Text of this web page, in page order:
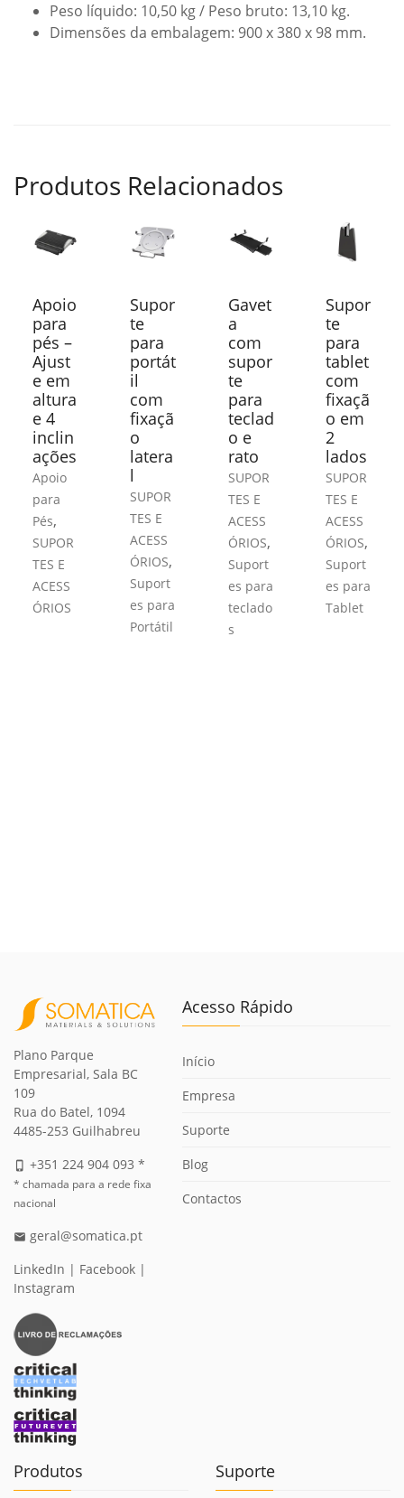
Peso líquido: 10,50 kg / Peso bruto: 13,10 kg.
Dimensões da embalagem: 900 x 380 x 98 mm.
Produtos Relacionados
Apoio
para
pés –
Ajust
e em
altura
e 4
inclin
ações
Apoio
para
Pés,
SUPOR
TES E
ACESS
ÓRIOS
Supor
te
para
portát
il
com
fixaçã
o
latera
l
SUPOR
TES E
ACESS
ÓRIOS,
Suport
es para
Portátil
Gavet
a
com
supor
te
para
teclad
o e
rato
SUPOR
TES E
ACESS
ÓRIOS,
Suport
es para
teclado
s
Supor
te
para
tablet
com
fixaçã
o em
2
lados
SUPOR
TES E
ACESS
ÓRIOS,
Suport
es para
Tablet
Plano Parque
Empresarial, Sala BC
109
Rua do Batel, 1094
4485-253 Guilhabreu
phone_iphone +351 224 904 093 *
* chamada para a rede fixa
nacional
email geral@somatica.pt
LinkedIn | Facebook |
Instagram
Acesso Rápido
Início
Empresa
Suporte
Blog
Contactos
Produtos Suporte